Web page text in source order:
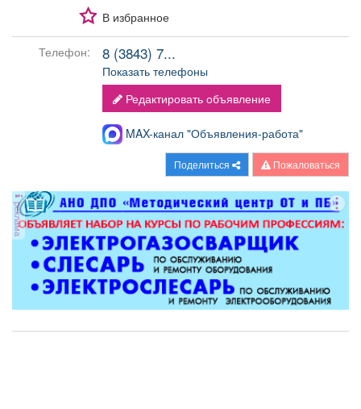
В избранное
Телефон: 8 (3843) 7...
Показать телефоны
Редактировать объявление
MAX-канал "Объявления-работа"
Поделиться Пожаловаться
реклама